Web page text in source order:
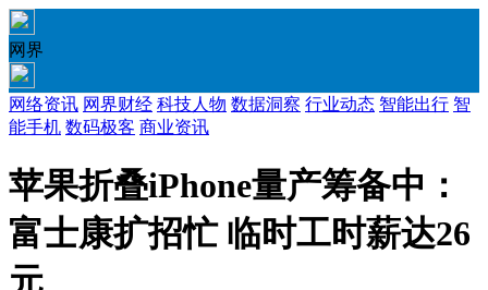
网界
网络资讯 网界财经 科技人物 数据洞察 行业动态 智能出行 智
能手机 数码极客 商业资讯
苹果折叠iPhone量产筹备中：
富士康扩招忙 临时工时薪达26
元